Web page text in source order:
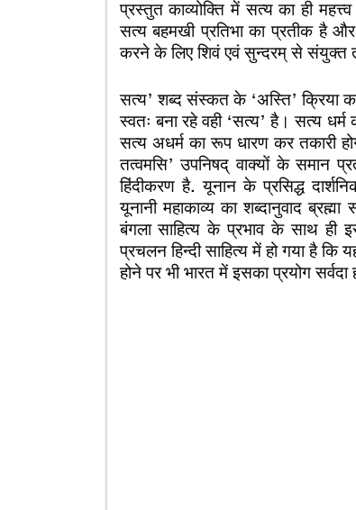
प्रस्तुत काव्योक्ति में सत्य का ही
सत्य बहमखी प्रतिभा का प्रतीक है
करने के लिए शिवं एवं सुन्दरम् से संयुक्त
सत्य’ शब्द संस्कत के ‘अस्ति’ क्रिया का
स्वतः बना रहे वही ‘सत्य’ है। सत्य
सत्य अधर्म का रूप धारण कर तकारी
तत्वमसि’ उपनिषद् वाक्यों के समान
हिंदीकरण है. यूनान के प्रसिद्ध
यूनानी महाकाव्य का शब्दानुवाद
बंगला साहित्य के प्रभाव के साथ ही
प्रचलन हिन्दी साहित्य में हो गया है
होने पर भी भारत में इसका प्रयोग सर्वदा